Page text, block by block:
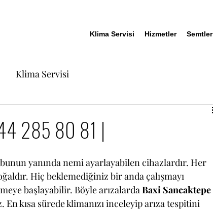
Klima Servisi Hizmetler Semtler
Klima Servisi
285 80 81 |
yanında nemi ayarlayabilen cihazlardır. Her
Hiç beklemediğiniz bir anda çalışmayı
başlayabilir. Böyle arızalarda Baxi Sancaktepe
kısa sürede klimanızı inceleyip arıza tespitini